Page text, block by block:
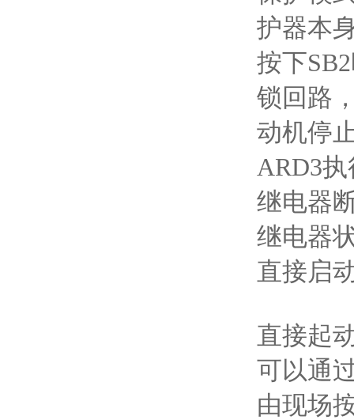
护器本
按下
锁回路
动机停
ARD3
继电器
继电器
直接启
直接起
可以通
由现场